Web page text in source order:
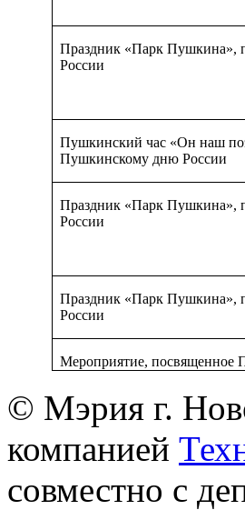
Праздник «Парк
России
Пушкинский час «Он наш
Пушкинскому дню России
Праздник «Парк
России
Праздник «Парк
России
Мероприятие,
© Мэрия г.
компанией
совместно с